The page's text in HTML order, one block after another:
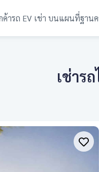
ค้ารถ EV เช่า บนแผนที่ฐาน
เช่าร